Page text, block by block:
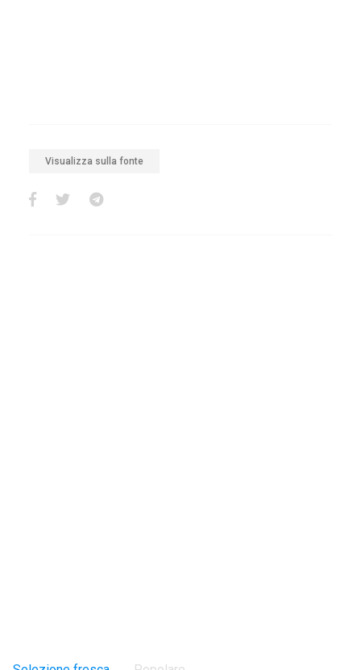
Visualizza sulla fonte